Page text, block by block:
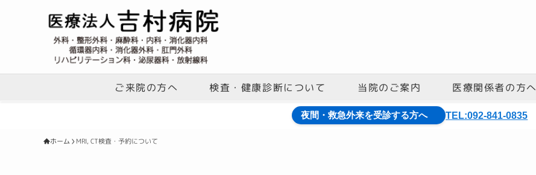
ご来院の方へ 検査・健康診断について 当院のご案内 医療関係者の方へ
夜間・救急外来を受診する方へ TEL:092-841-0835
ホーム MRI, CT検査・予約について